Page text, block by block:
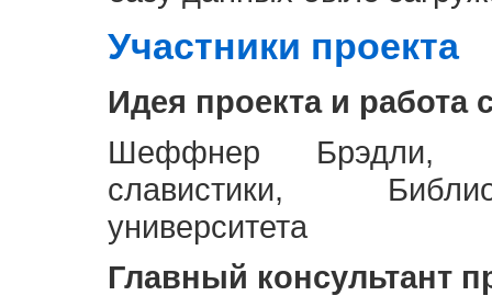
Участники проекта
Идея проекта и работа
Шеффнер Брэдли,
славистики,
университета
Главный консультант